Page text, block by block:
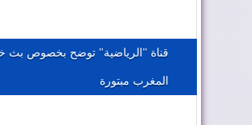
الجزائر تستسلم لفرنسا
قناة "الرياضية" توضح بخصوص بث
المغرب مبتورة